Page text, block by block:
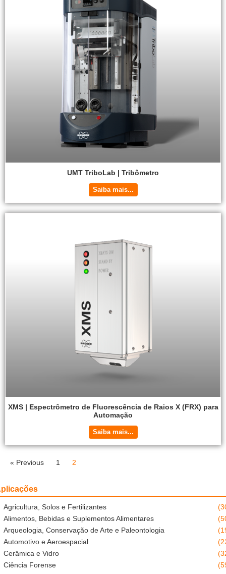
UMT TriboLab | Tribômetro
Saiba mais...
XMS | Espectrômetro de Fluorescência de Raios X (FRX) para
Automação
Saiba mais...
« Previous 1 2
Agricultura, Solos e Fertilizantes
Alimentos, Bebidas e Suplementos Alimentares
Arqueologia, Conservação de Arte e Paleontologia
Automotivo e Aeroespacial
Cerâmica e Vidro
Ciência Forense